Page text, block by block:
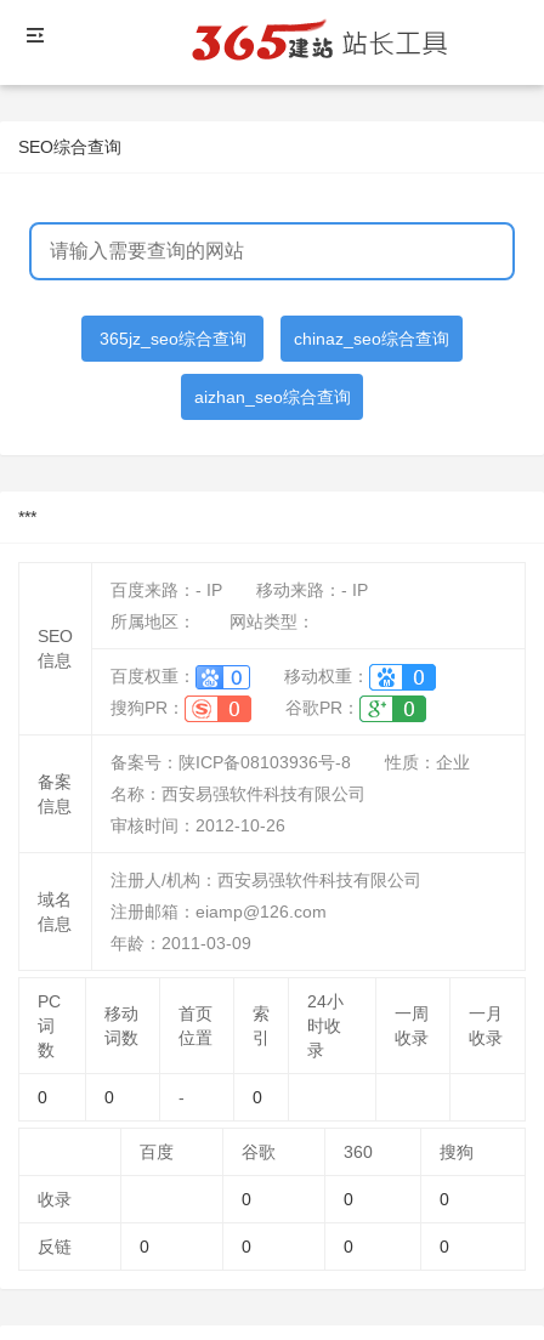
SEO综合查询
365jz_seo综合查询 chinaz_seo综合查询
aizhan_seo综合查询
***
SEO
信息
百度来路： - IP 移动来路： - IP
所属地区：
网站类型：
百度权重：
移动权重：
搜狗PR：
谷歌PR：
备案
信息
备案号：陕ICP备08103936号-8 性质： 企业
名称： 西安易强软件科技有限公司
审核时间： 2012-10-26
域名
信息
注册人/机构：西安易强软件科技有限公司
注册邮箱：eiamp@126.com
年龄：2011-03-09
PC
词
数
移动
词数
首页
位置
索
引
24小
时收
录
一周
收录
一月
收录
0 0 - 0
百度 谷歌 360 搜狗
收录 0 0 0
反链 0 0 0 0